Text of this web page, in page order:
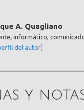
A. Quagliano
informático,
del autor]
y